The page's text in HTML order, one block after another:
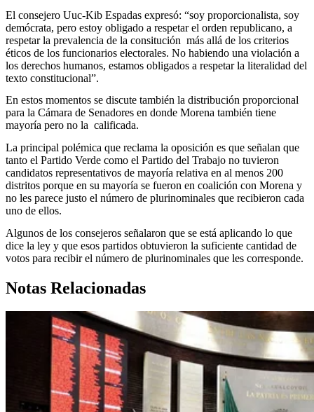
El consejero Uuc-Kib Espadas expresó: “soy proporcionalista, soy
demócrata, pero estoy obligado a respetar el orden republicano, a
respetar la prevalencia de la consitución más allá de los criterios
éticos de los funcionarios electorales. No habiendo una violación a
los derechos humanos, estamos obligados a respetar la literalidad del
texto constitucional”.
En estos momentos se discute también la distribución proporcional
para la Cámara de Senadores en donde Morena también tiene
mayoría pero no la calificada.
La principal polémica que reclama la oposición es que señalan que
tanto el Partido Verde como el Partido del Trabajo no tuvieron
candidatos representativos de mayoría relativa en al menos 200
distritos porque en su mayoría se fueron en coalición con Morena y
no les parece justo el número de plurinominales que recibieron cada
uno de ellos.
Algunos de los consejeros señalaron que se está aplicando lo que
dice la ley y que esos partidos obtuvieron la suficiente cantidad de
votos para recibir el número de plurinominales que les corresponde.
Notas Relacionadas